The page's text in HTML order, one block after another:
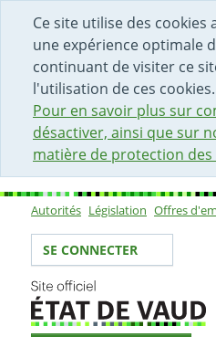
Ce site utilise des
une expérience optimale
continuant de visiter ce
l'utilisation de ces cookies.
Pour en savoir plus sur
désactiver, ainsi que sur
matière de protection des
DÉBUT DU CONTENU DE
ACCÈS AU CHAMP DE
PAGE D'ACCUEIL
FORMULAIRE DE CONTACT
Sous-
Autorités Législation Offres
Votre identité
SE CONNECTER